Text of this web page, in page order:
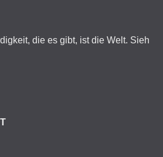
die es gibt, ist die Welt. Sieh